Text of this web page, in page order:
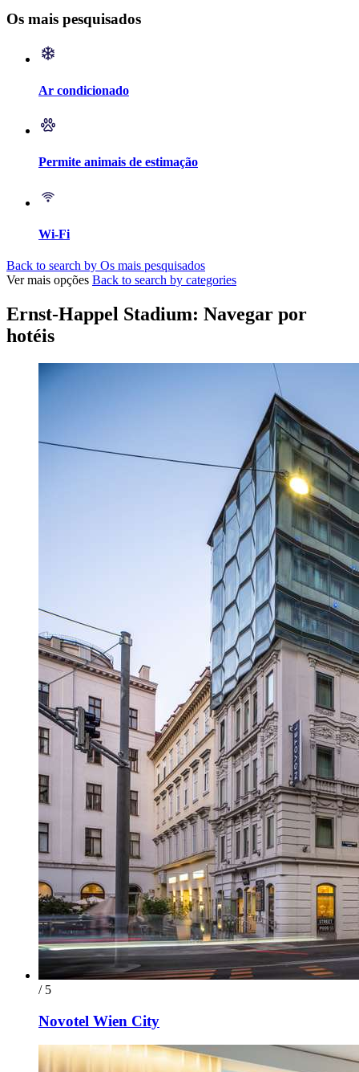
Os mais pesquisados
Ar condicionado
Permite animais de estimação
Wi-Fi
Back to search by Os mais pesquisados
Ver mais opções Back to search by categories
Ernst-Happel Stadium: Navegar por
hotéis
/ 5
Novotel Wien City